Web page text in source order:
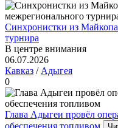
Синхронистки из
турнира
В центре внимания
06.07.2026
Кавказ / Адыгея
0
Глава Адыгеи провёл
обеспечения топливом